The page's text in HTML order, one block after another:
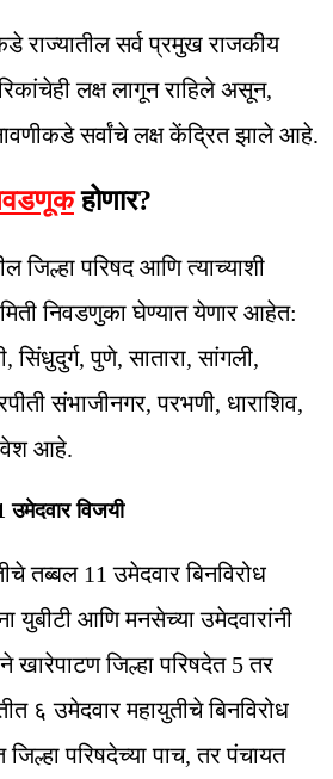
राज्यातील सर्व प्रमुख राजकीय
लक्ष लागून राहिले असून,
सर्वांचे लक्ष केंद्रित झाले आहे.
होणार?
जिल्हा परिषद आणि त्याच्याशी
निवडणुका घेण्यात येणार आहेत:
सिंधुदुर्ग, पुणे, सातारा, सांगली,
संभाजीनगर, परभणी, धाराशिव,
आहे.
उमेदवार विजयी
तब्बल 11 उमेदवार बिनविरोध
आणि मनसेच्या उमेदवारांनी
खारेपाटण जिल्हा परिषदेत 5 तर
६ उमेदवार महायुतीचे बिनविरोध
परिषदेच्या पाच, तर पंचायत